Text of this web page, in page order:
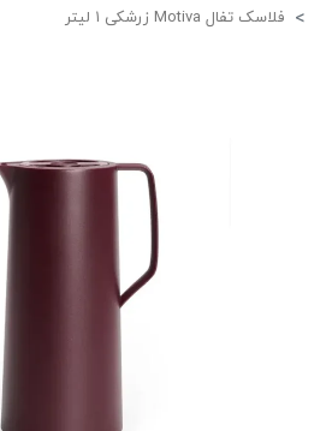
فلاسک تفال Motiva زرشکی ۱ لیتر